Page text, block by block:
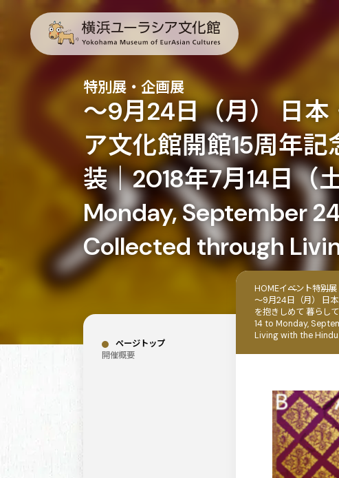
～9月24日（月） 日
ア文化館開館15周年
装｜2018年7月14日（
Monday, September
Collected through
特別展・企画展
HOMEイベント特別展
～9月24日（月） 日
を抱きしめて 暮らし
14 to Monday,
Living with the
ページトップ
開催概要